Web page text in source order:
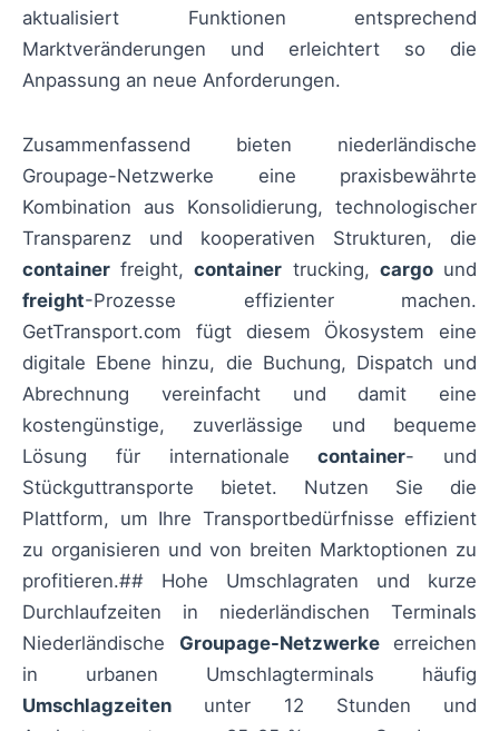
aktualisiert Funktionen entsprechend
Marktveränderungen und erleichtert so die
Anpassung an neue Anforderungen.
Zusammenfassend bieten niederländische
Groupage-Netzwerke eine praxisbewährte
Kombination aus Konsolidierung, technologischer
Transparenz und kooperativen Strukturen, die
container freight,container trucking, cargound
freight-Prozesse effizienter machen.
GetTransport.com fügt diesem Ökosystem eine
digitale Ebene hinzu, die Buchung, Dispatch und
Abrechnung vereinfacht und damit eine
kostengünstige, zuverlässige und bequeme
Lösung für internationalecontainer- und
Stückguttransporte bietet. Nutzen Sie die
Plattform, um Ihre Transportbedürfnisse effizient
zu organisieren und von breiten Marktoptionen zu
profitieren.## Hohe Umschlagraten und kurze
Durchlaufzeiten in niederländischen Terminals
Niederländische Groupage-Netzwerkeerreichen
in urbanen Umschlagterminals häufig
Umschlagzeiten unter 12 Stunden und